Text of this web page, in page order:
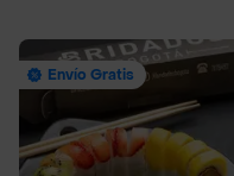
Envío Gratis